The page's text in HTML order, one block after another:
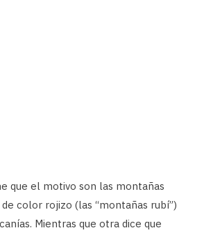
que el motivo son las montañas
color rojizo (las “montañas rubí”)
Mientras que otra dice que